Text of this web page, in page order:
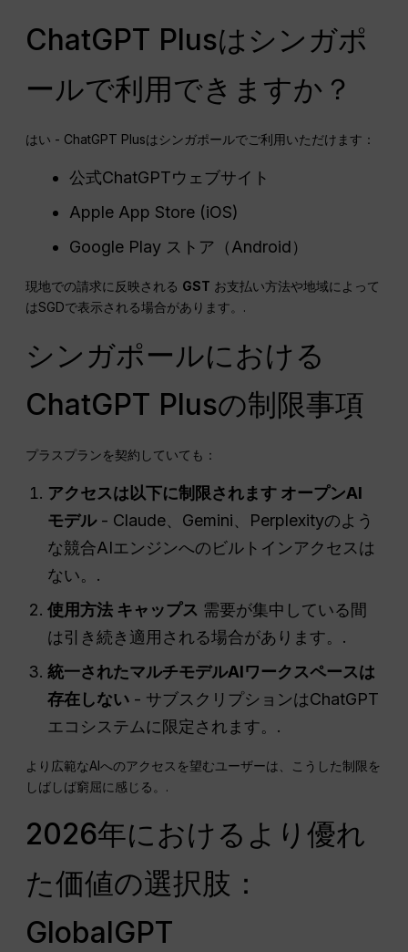
ChatGPT Plusはシンガポ
ールで利用できますか？
はい - ChatGPT Plusはシンガポールでご利用いただけます：
公式ChatGPTウェブサイト
Apple App Store (iOS)
Google Play ストア（Android）
現地での請求に反映される GST お支払い方法や地域によって
はSGDで表示される場合があります。.
シンガポールにおける
ChatGPT Plusの制限事項
プラスプランを契約していても：
アクセスは以下に制限されます オープンAI
モデル- Claude、Gemini、Perplexityのよう
な競合AIエンジンへのビルトインアクセスは
ない。.
使用方法 キャップス 需要が集中している間
は引き続き適用される場合があります。.
統一されたマルチモデルAIワークスペースは
存在しない - サブスクリプションはChatGPT
エコシステムに限定されます。.
より広範なAIへのアクセスを望むユーザーは、こうした制限を
しばしば窮屈に感じる。.
2026年におけるより優れ
た価値の選択肢：
GlobalGPT